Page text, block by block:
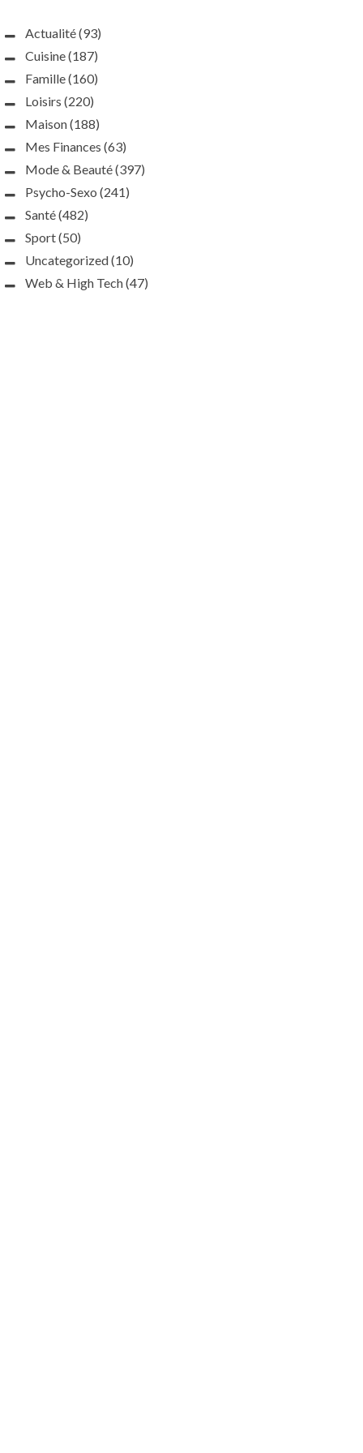
Actualité(93)
Cuisine(187)
Famille(160)
Loisirs (220)
Maison(188)
Mes Finances (63)
Mode & Beauté(397)
Psycho-Sexo (241)
Santé(482)
Sport(50)
Uncategorized(10)
Web & High Tech(47)